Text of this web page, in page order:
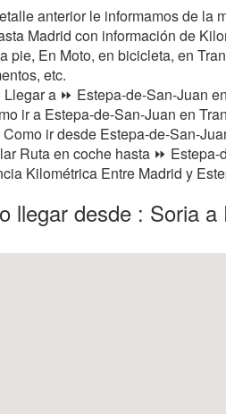
anterior le informamos de la
Madrid con información de
pie, En Moto, en bicicleta, en
etc.
Llegar a ⏩ Estepa-de-San-Juan
ir a Estepa-de-San-Juan en
ir desde Estepa-de-San-
Ruta en coche hasta ⏩
Kilométrica Entre Madrid y
llegar desde : Soria